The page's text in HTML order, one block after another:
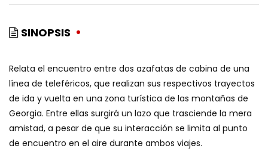
SINOPSIS
Relata el encuentro entre dos azafatas de cabina de una
línea de teleféricos, que realizan sus respectivos trayectos
de ida y vuelta en una zona turística de las montañas de
Georgia. Entre ellas surgirá un lazo que trasciende la mera
amistad, a pesar de que su interacción se limita al punto
de encuentro en el aire durante ambos viajes.